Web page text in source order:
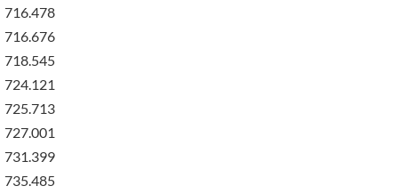
716.478
716.676
718.545
724.121
725.713
727.001
731.399
735.485